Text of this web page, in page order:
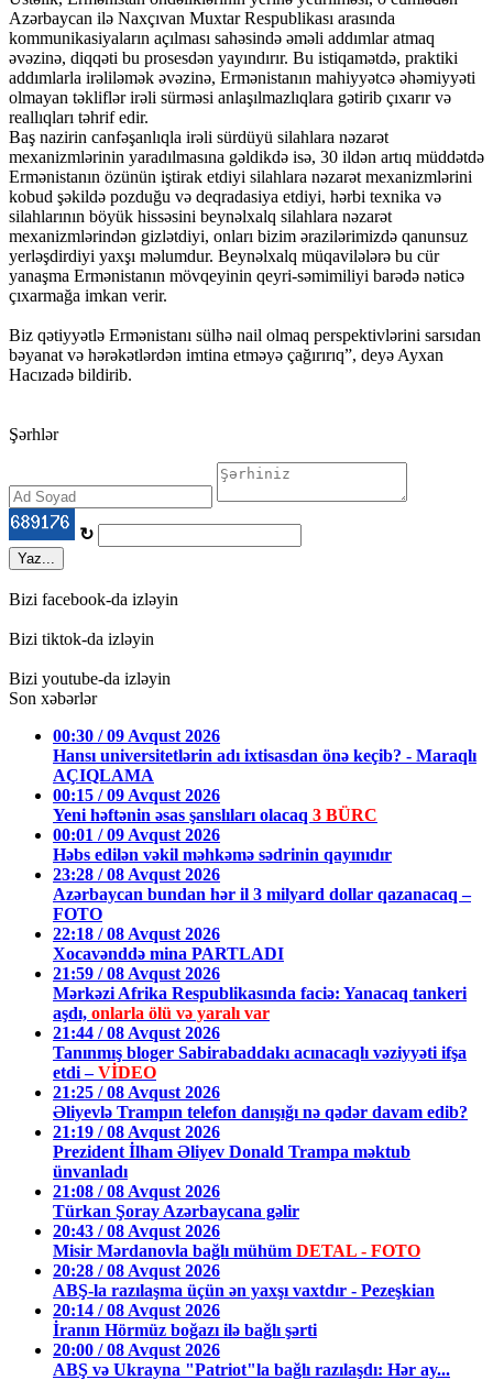
Azərbaycan ilə Naxçıvan Muxtar Respublikası arasında
kommunikasiyaların açılması sahəsində əməli addımlar atmaq
əvəzinə, diqqəti bu prosesdən yayındırır. Bu istiqamətdə, praktiki
addımlarla irəliləmək əvəzinə, Ermənistanın mahiyyətcə əhəmiyyəti
olmayan təkliflər irəli sürməsi anlaşılmazlıqlara gətirib çıxarır və
reallıqları təhrif edir.
Baş nazirin canfəşanlıqla irəli sürdüyü silahlara nəzarət
mexanizmlərinin yaradılmasına gəldikdə isə, 30 ildən artıq müddətdə
Ermənistanın özünün iştirak etdiyi silahlara nəzarət mexanizmlərini
kobud şəkildə pozduğu və deqradasiya etdiyi, hərbi texnika və
silahlarının böyük hissəsini beynəlxalq silahlara nəzarət
mexanizmlərindən gizlətdiyi, onları bizim ərazilərimizdə qanunsuz
yerləşdirdiyi yaxşı məlumdur. Beynəlxalq müqavilələrə bu cür
yanaşma Ermənistanın mövqeyinin qeyri-səmimiliyi barədə nəticə
çıxarmağa imkan verir.
Biz qətiyyətlə Ermənistanı sülhə nail olmaq perspektivlərini sarsıdan
bəyanat və hərəkətlərdən imtina etməyə çağırırıq”, deyə Ayxan
Hacızadə bildirib.
Şərhlər
↻
Yaz...
Bizi facebook-da izləyin
Bizi tiktok-da izləyin
Bizi youtube-da izləyin
Son xəbərlər
00:30 / 09 Avqust 2026
Hansı universitetlərin adı ixtisasdan önə keçib? - Maraqlı
AÇIQLAMA
00:15 / 09 Avqust 2026
Yeni həftənin əsas şanslıları olacaq 3 BÜRC
00:01 / 09 Avqust 2026
Həbs edilən vəkil məhkəmə sədrinin qayınıdır
23:28 / 08 Avqust 2026
Azərbaycan bundan hər il 3 milyard dollar qazanacaq –
FOTO
22:18 / 08 Avqust 2026
Xocavənddə mina PARTLADI
21:59 / 08 Avqust 2026
Mərkəzi Afrika Respublikasında faciə: Yanacaq tankeri
aşdı, onlarla ölü və yaralı var
21:44 / 08 Avqust 2026
Tanınmış bloger Sabirabaddakı acınacaqlı vəziyyəti ifşa
etdi –VİDEO
21:25 / 08 Avqust 2026
Əliyevlə Trampın telefon danışığı nə qədər davam edib?
21:19 / 08 Avqust 2026
Prezident İlham Əliyev Donald Trampa məktub
ünvanladı
21:08 / 08 Avqust 2026
Türkan Şoray Azərbaycana gəlir
20:43 / 08 Avqust 2026
Misir Mərdanovla bağlı mühüm DETAL - FOTO
20:28 / 08 Avqust 2026
ABŞ-la razılaşma üçün ən yaxşı vaxtdır - Pezeşkian
20:14 / 08 Avqust 2026
İranın Hörmüz boğazı ilə bağlı şərti
20:00 / 08 Avqust 2026
ABŞ və Ukrayna "Patriot"la bağlı razılaşdı: Hər ay...